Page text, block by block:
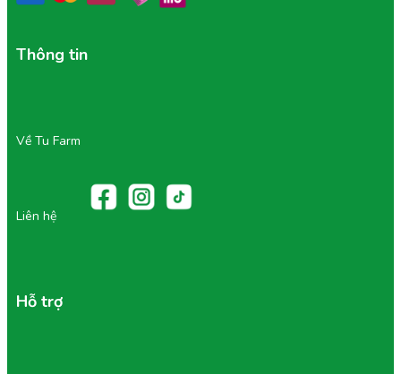
Thông tin
Về Tu Farm
Liên hệ
Hỗ trợ